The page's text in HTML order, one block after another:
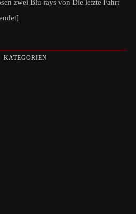
zwei Blu-rays von Die letzte Fahrt
KATEGORIEN